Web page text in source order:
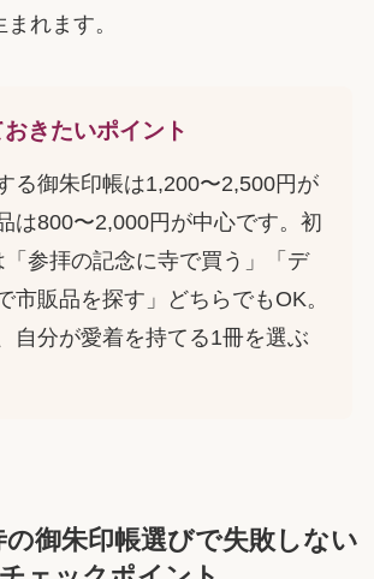
れます。
きたいポイント
る御朱印帳は1,200〜2,500円が
は800〜2,000円が中心です。初
参拝の記念に寺で買う」「デ
市販品を探す」どちらでもOK。
自分が愛着を持てる1冊を選ぶ
御朱印帳選びで失敗しない